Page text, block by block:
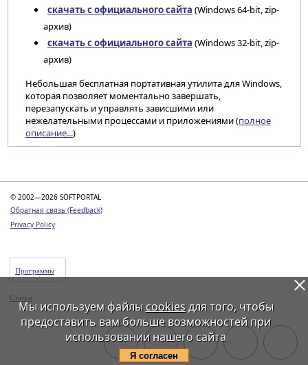
скачать с официального сайта (Windows 64-bit, zip-
архив)
скачать с официального сайта (Windows 32-bit, zip-
архив)
Небольшая бесплатная портативная утилита для Windows,
которая позволяет моментально завершать,
перезапускать и управлять зависшими или
нежелательными процессами и приложениями (полное
описание...)
© 2002—2026 SOFTPORTAL
Обратная связь (Feedback)
Privacy Policy
Программы
Статьи
Мы используем файлы cookiesдля того, чтобы
предоставить вам больше возможностей при
использовании нашего сайта